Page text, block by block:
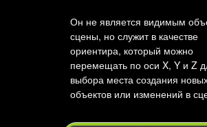
Он не является видимым
сцены, но служит в качестве
ориентира, который можно
перемещать по оси X, Y и Z
выбора места создания
объектов или изменений в